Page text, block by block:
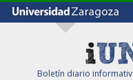
Boletín diario